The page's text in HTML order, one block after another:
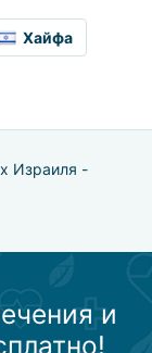
Хайфа
Израиля -
и